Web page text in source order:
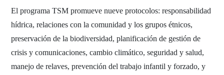
El programa TSM promueve nueve protocolos: responsabilidad
hídrica, relaciones con la comunidad y los grupos étnicos,
preservación de la biodiversidad, planificación de gestión de
crisis y comunicaciones, cambio climático, seguridad y salud,
manejo de relaves, prevención del trabajo infantil y forzado, y